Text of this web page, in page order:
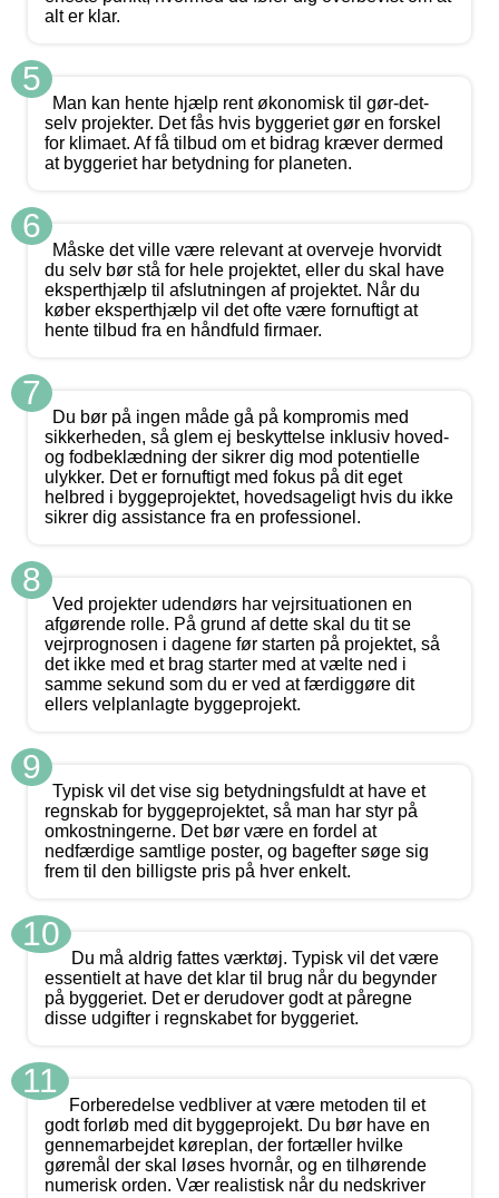
alt er klar.
5
Man kan hente hjælp rent økonomisk til gør-det-
selv projekter. Det fås hvis byggeriet gør en forskel
for klimaet. Af få tilbud om et bidrag kræver dermed
at byggeriet har betydning for planeten.
6
Måske det ville være relevant at overveje hvorvidt
du selv bør stå for hele projektet, eller du skal have
eksperthjælp til afslutningen af projektet. Når du
køber eksperthjælp vil det ofte være fornuftigt at
hente tilbud fra en håndfuld firmaer.
7
Du bør på ingen måde gå på kompromis med
sikkerheden, så glem ej beskyttelse inklusiv hoved-
og fodbeklædning der sikrer dig mod potentielle
ulykker. Det er fornuftigt med fokus på dit eget
helbred i byggeprojektet, hovedsageligt hvis du ikke
sikrer dig assistance fra en professionel.
8
Ved projekter udendørs har vejrsituationen en
afgørende rolle. På grund af dette skal du tit se
vejrprognosen i dagene før starten på projektet, så
det ikke med et brag starter med at vælte ned i
samme sekund som du er ved at færdiggøre dit
ellers velplanlagte byggeprojekt.
9
Typisk vil det vise sig betydningsfuldt at have et
regnskab for byggeprojektet, så man har styr på
omkostningerne. Det bør være en fordel at
nedfærdige samtlige poster, og bagefter søge sig
frem til den billigste pris på hver enkelt.
10
Du må aldrig fattes værktøj. Typisk vil det være
essentielt at have det klar til brug når du begynder
på byggeriet. Det er derudover godt at påregne
disse udgifter i regnskabet for byggeriet.
11
Forberedelse vedbliver at være metoden til et
godt forløb med dit byggeprojekt. Du bør have en
gennemarbejdet køreplan, der fortæller hvilke
gøremål der skal løses hvornår, og en tilhørende
numerisk orden. Vær realistisk når du nedskriver